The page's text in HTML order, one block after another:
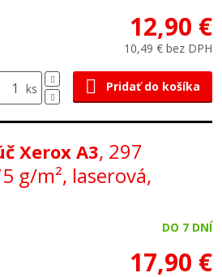
12,90 €
10,49 € bez DPH
ks Pridať do košíka
Xerox A3, 297
g/m², laserová,
DO 7 DNÍ
17,90 €